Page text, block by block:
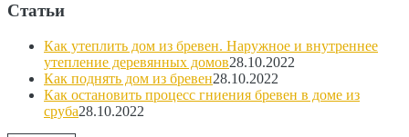
Статьи
Как утеплить дом из бревен. Наружное и внутреннее
утепление деревянных домов28.10.2022
Как поднять дом из бревен28.10.2022
Как остановить процесс гниения бревен в доме из
сруба28.10.2022